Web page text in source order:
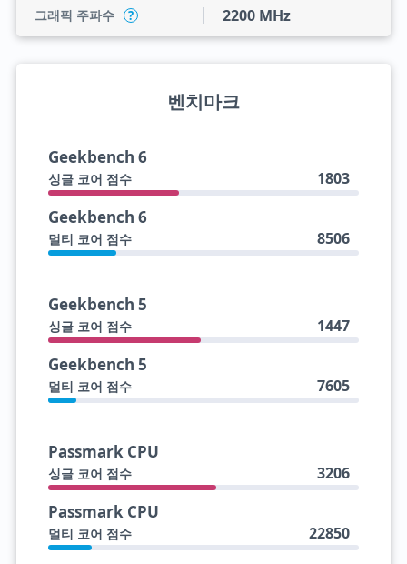
그래픽 주파수 ? 2200 MHz
벤치마크
Geekbench 6
싱글 코어 점수 1803
Geekbench 6
멀티 코어 점수 8506
Geekbench 5
싱글 코어 점수 1447
Geekbench 5
멀티 코어 점수 7605
Passmark CPU
싱글 코어 점수 3206
Passmark CPU
멀티 코어 점수 22850